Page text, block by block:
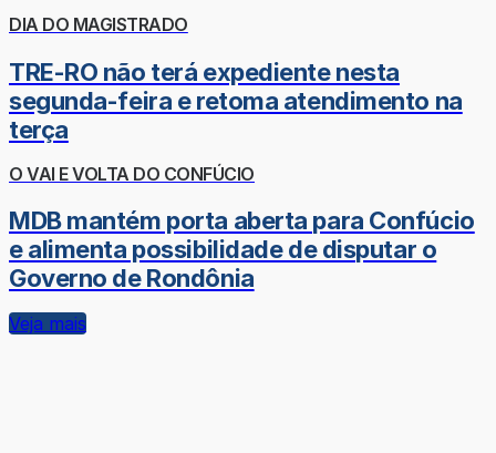
DIA DO MAGISTRADO
TRE-RO não terá expediente nesta
segunda-feira e retoma atendimento na
terça
O VAI E VOLTA DO CONFÚCIO
MDB mantém porta aberta para Confúcio
e alimenta possibilidade de disputar o
Governo de Rondônia
Veja mais